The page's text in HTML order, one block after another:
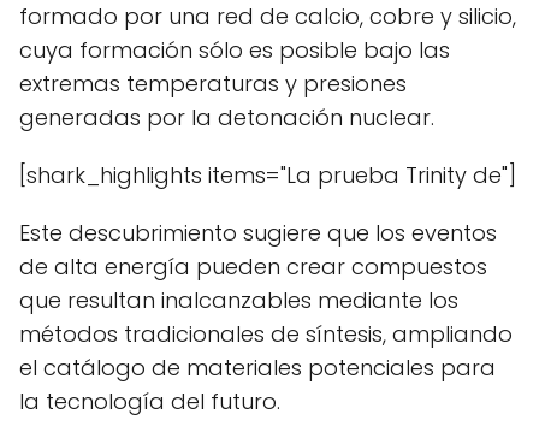
formado por una red de calcio, cobre y silicio,
cuya formación sólo es posible bajo las
extremas temperaturas y presiones
generadas por la detonación nuclear.
[shark_highlights items="La prueba Trinity de"]
Este descubrimiento sugiere que los eventos
de alta energía pueden crear compuestos
que resultan inalcanzables mediante los
métodos tradicionales de síntesis, ampliando
el catálogo de materiales potenciales para
la tecnología del futuro.